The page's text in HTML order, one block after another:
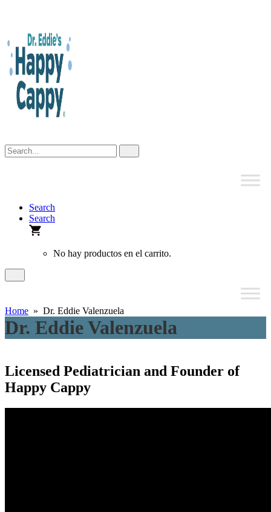
content
Search
Search
No hay productos en el carrito.
Home » Dr. Eddie Valenzuela
Dr. Eddie Valenzuela
Licensed Pediatrician and Founder of
Happy Cappy